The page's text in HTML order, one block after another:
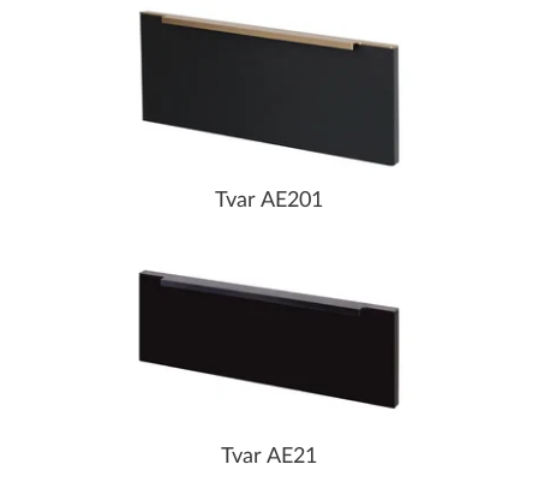
Tvar AE201
Tvar AE21